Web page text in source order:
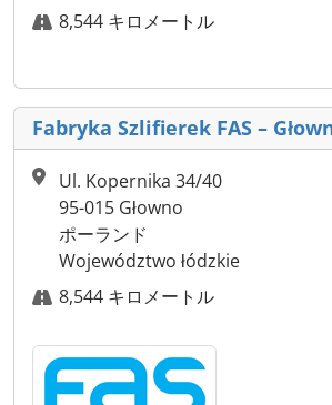
8,544 キロメートル
Fabryka Szlifierek FAS –
Ul. Kopernika 34/40
95-015 Głowno
ポーランド
Województwo łódzkie
8,544 キロメートル